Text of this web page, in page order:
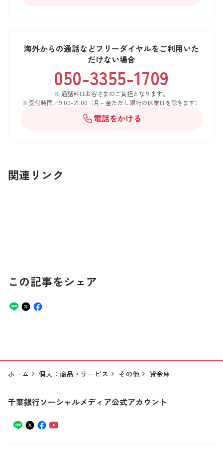
海外からの通話などフリーダイヤルをご利用いた
だけない場合
050-3355-1709
通話料はお客さまのご負担となります。
受付時間／9:00-21:00（月～金ただし銀行の休業日を除きます）
電話をかける
関連リンク
この記事をシェア
ホーム 個人：商品・サービス その他 貸金庫
千葉銀行ソーシャルメディア公式アカウント